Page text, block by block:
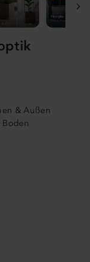
& Außen